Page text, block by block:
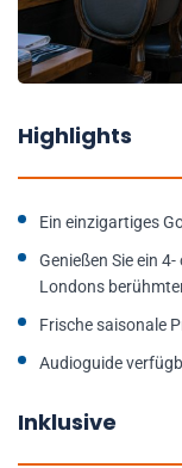
Highlights
Ein einzigartiges
Genießen Sie ein
Londons
Frische saisonale
Audioguide
Inklusive